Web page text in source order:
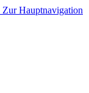
Zur Hauptnavigation